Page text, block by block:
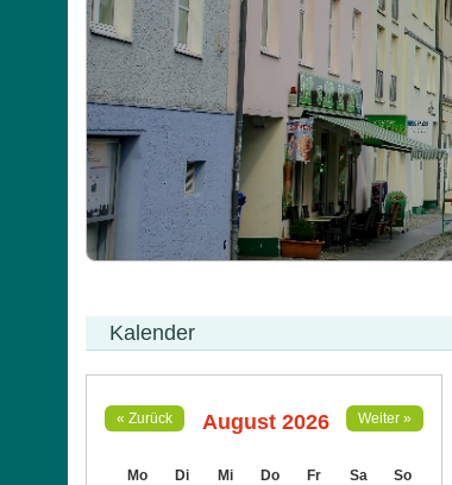
Kalender
« Zurück August 2026 Weiter »
Mo Di Mi Do Fr Sa So